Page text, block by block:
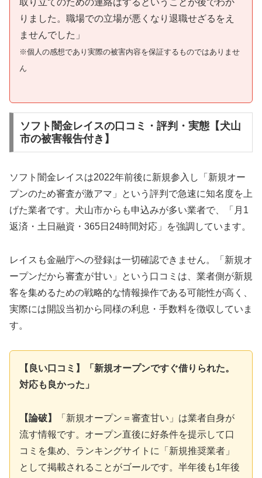
取り立てのための連絡はするということが後でわか
りました。職場での立場が悪くなり退職せざるをえ
ませんでした」
※個人の感想であり実際の被害内容を保証するものではありませ
ん
ソフト闇金レイスの口コミ・評判・実態【犬山
市の被害報告付き】
ソフト闇金レイスは2022年前後に新規参入し「新規オー
プンのため審査が激アマ」という評判で急速に知名度を上
げた業者です。犬山市からも申込みが多い業者で、「月1
返済・土日融資・365日24時間対応」を強調しています。
レイスも金融庁への登録は一切確認できません。「新規オ
ープンだから審査が甘い」という口コミは、業者側が新規
客を集めるための戦略的な情報操作である可能性が高く、
実際には開設当初から同様の利息・手数料を徴収していま
す。
【良い口コミ】「新規オープンですぐ借りられた。
対応も良かった」
【論破】
「新規オープン＝審査甘い」は業者自身が
流す情報です。オープン直後に好条件を提示して口
コミを集め、ランキングサイトに「新規推奨業者」
として掲載されることがゴールです。半年後も1年後